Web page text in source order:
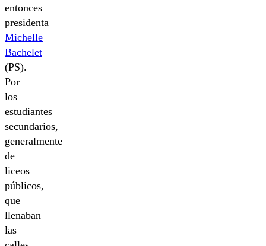
entonces
presidenta
Michelle
Bachelet
(PS).
Por
los
estudiantes
secundarios,
generalmente
de
liceos
públicos,
que
llenaban
las